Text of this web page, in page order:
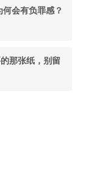
会有负罪感？
那张纸，别留